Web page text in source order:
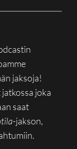
jaksoja!
joka
saat
-jakson,